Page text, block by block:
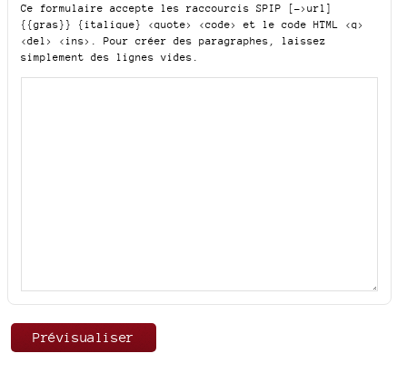
Ce formulaire accepte les raccourcis SPIP
[->url]
{{gras}} {italique} <quote> <code>
et le code HTML <q>
<del> <ins> . Pour créer des paragraphes, laissez
simplement des lignes vides.